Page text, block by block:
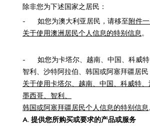
除非您为下述国家之居民：
- 如您为澳大利亚居民，请移至附件
关于使用澳洲居民个人信息的特别信息。
- 如您为卡塔尔、越南、中国、科威特
智利、沙特阿拉伯、韩国或阿塞拜疆居民
关于使用卡塔尔、越南、中国、科威特、
墨西哥、智利、
韩国或阿塞拜疆居民个人信息的特别信息
A. 提供您所购买或要求的产品或服务